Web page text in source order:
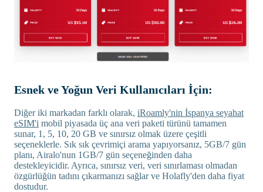
Esnek ve Yoğun Veri Kullanıcıları İçin:
Diğer iki markadan farklı olarak, iRoamly'nin İspanya seyahat
eSIM'i mobil piyasada üç ana veri paketi türünü tamamen
sunar, 1, 5, 10, 20 GB ve sınırsız olmak üzere çeşitli
seçeneklerle. Sık sık çevrimiçi arama yapıyorsanız, 5GB/7 gün
planı, Airalo'nun 1GB/7 gün seçeneğinden daha
destekleyicidir. Ayrıca, sınırsız veri, veri sınırlaması olmadan
özgürlüğün tadını çıkarmanızı sağlar ve Holafly'den daha fiyat
dostudur.